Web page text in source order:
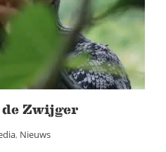
Nieuws
Zwijger
, Nieuws